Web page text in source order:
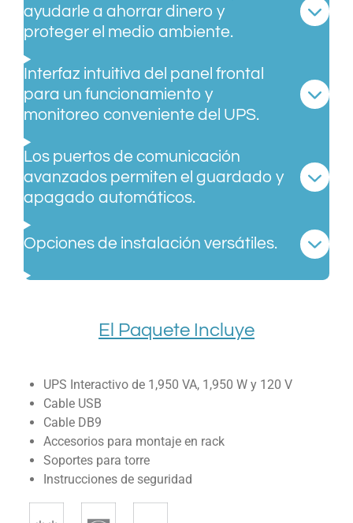
ayudarle a ahorrar dinero y
proteger el medio ambiente.
Interfaz intuitiva del panel frontal
para un funcionamiento y
monitoreo conveniente del UPS.
Los puertos de comunicación
avanzados permiten el guardado y
apagado automáticos.
Opciones de instalación versátiles.
El Paquete Incluye
UPS Interactivo de 1,950 VA, 1,950 W y 120 V
Cable USB
Cable DB9
Accesorios para montaje en rack
Soportes para torre
Instrucciones de seguridad